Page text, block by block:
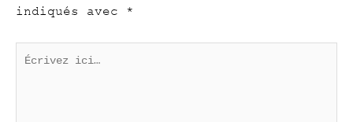
indiqués avec *
Écrivez